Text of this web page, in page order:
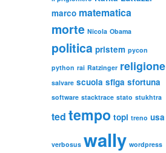
marco matematica
morte Nicola Obama
politica pristem pycon
python rai Ratzinger religione
salvare scuola sfiga sfortuna
software stacktrace stato stukhtra
ted tempo topi treno usa
verbosus wally wordpress